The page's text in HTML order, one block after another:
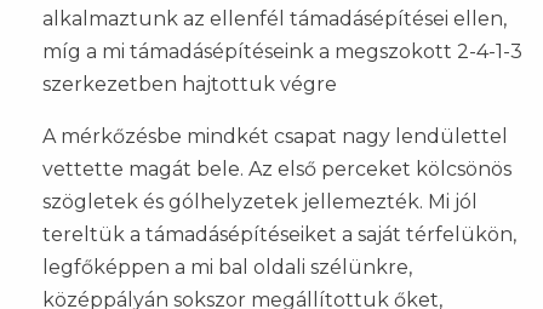
alkalmaztunk az ellenfél támadásépítései ellen,
míg a mi támadásépítéseink a megszokott 2-4-1-3
szerkezetben hajtottuk végre
A mérkőzésbe mindkét csapat nagy lendülettel
vettette magát bele. Az első perceket kölcsönös
szögletek és gólhelyzetek jellemezték. Mi jól
tereltük a támadásépítéseiket a saját térfelükön,
legfőképpen a mi bal oldali szélünkre,
középpályán sokszor megállítottuk őket,